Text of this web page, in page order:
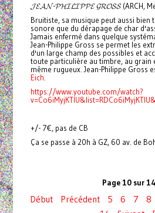
𝓙𝓔𝓐𝓝-𝓟𝓗𝓘𝓛𝓘𝓟𝓟𝓔 𝓖𝓡𝓞𝓢𝓢 (ARCH,
Bruitiste, sa musique peut aussi bien
sonore que du dérapage de char
Jamais enfermé dans quelque
Jean-Philippe Gross se permet les
d'un large champ des possibles et
toute particulière au timbre, au grain
même rugueux. Jean-Philippe Gross
Eich.
https://www.youtube.com/watch?
+/- 7€, pas de CB
Ça se passe à 20h à GZ, 60 av. de
Page 10 sur
Début Précédent 5 6 7 8